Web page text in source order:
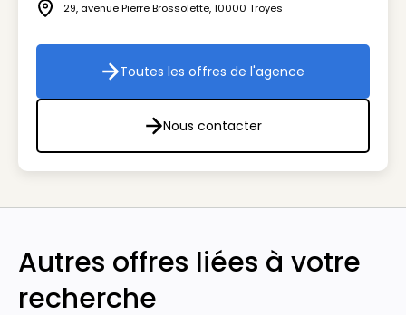
Icône adresse
29, avenue Pierre Brossolette,10000 Troyes
Toutes les offres de l'agence
Toutes les offres de l'agence
Nous contacter
Nous contacter
Autres offres liées à votre
recherche